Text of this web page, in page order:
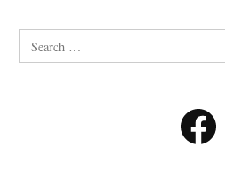
Search
for: